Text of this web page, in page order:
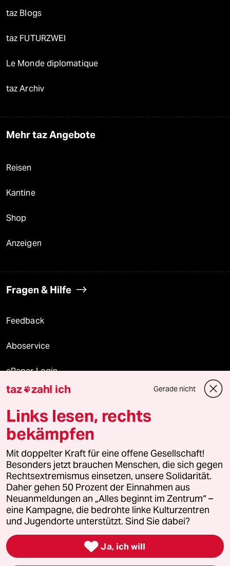
taz Blogs
taz FUTURZWEI
Le Monde diplomatique
taz Archiv
Mehr taz Angebote
Reisen
Kantine
Shop
Anzeigen
Fragen & Hilfe
Feedback
Aboservice
ePaper Login
Downloads für Abonnierende
© 2026 taz Verlags und Vertriebs GmbH
Alle Rechte vorbehalten. Bei rechtlichen Fragen oder für Genehmigungen
wenden Sie sich bitte an
lizenzen@taz.de
Feedback Redaktionsstatut Kommune-Richtlinien
Leitlinie Informant Datenschutz Impressum AGB
Seitenwende Einwilligungen widerrufen (Ads)
taz zahl ich Gerade nicht
Links lesen, rechts
bekämpfen
Mit doppelter Kraft für eine offene Gesellschaft!
Besonders jetzt brauchen Menschen, die sich gegen
Rechtsextremismus einsetzen, unsere Solidarität.
Daher gehen 50 Prozent der Einnahmen aus
Neuanmeldungen an „Alles beginnt im Zentrum“ –
eine Kampagne, die bedrohte linke Kulturzentren
und Jugendorte unterstützt. Sind Sie dabei?
 Ja, ich will